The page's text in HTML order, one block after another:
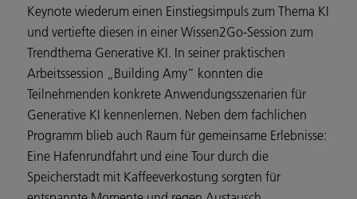
Keynote wiederum einen Einstiegsimpuls zum Thema KI
und vertiefte diesen in einer Wissen2Go-Session zum
Trendthema Generative KI. In seiner praktischen
Arbeitssession „Building Amy“ konnten die
Teilnehmenden konkrete Anwendungsszenarien für
Generative KI kennenlernen. Neben dem fachlichen
Programm blieb auch Raum für gemeinsame Erlebnisse:
Eine Hafenrundfahrt und eine Tour durch die
Speicherstadt mit Kaffeeverkostung sorgten für